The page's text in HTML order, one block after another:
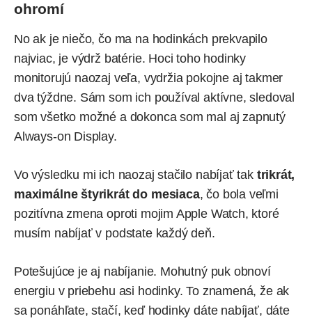
ohromí
No ak je niečo, čo ma na hodinkách prekvapilo
najviac, je výdrž batérie. Hoci toho hodinky
monitorujú naozaj veľa, vydržia pokojne aj takmer
dva týždne. Sám som ich používal aktívne, sledoval
som všetko možné a dokonca som mal aj zapnutý
Always-on Display.
Vo výsledku mi ich naozaj stačilo nabíjať tak trikrát,
maximálne štyrikrát do mesiaca, čo bola veľmi
pozitívna zmena oproti mojim Apple Watch, ktoré
musím nabíjať v podstate každý deň.
Potešujúce je aj nabíjanie. Mohutný puk obnoví
energiu v priebehu asi hodinky. To znamená, že ak
sa ponáhľate, stačí, keď hodinky dáte nabíjať, dáte